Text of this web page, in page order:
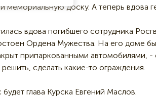
мемориальную доску. А теперь вдова
вдова погибшего сотрудника
Ордена Мужества. На его доме
припаркованными автомобилями,
сделать какие-то ограждения.
глава Курска Евгений Маслов.